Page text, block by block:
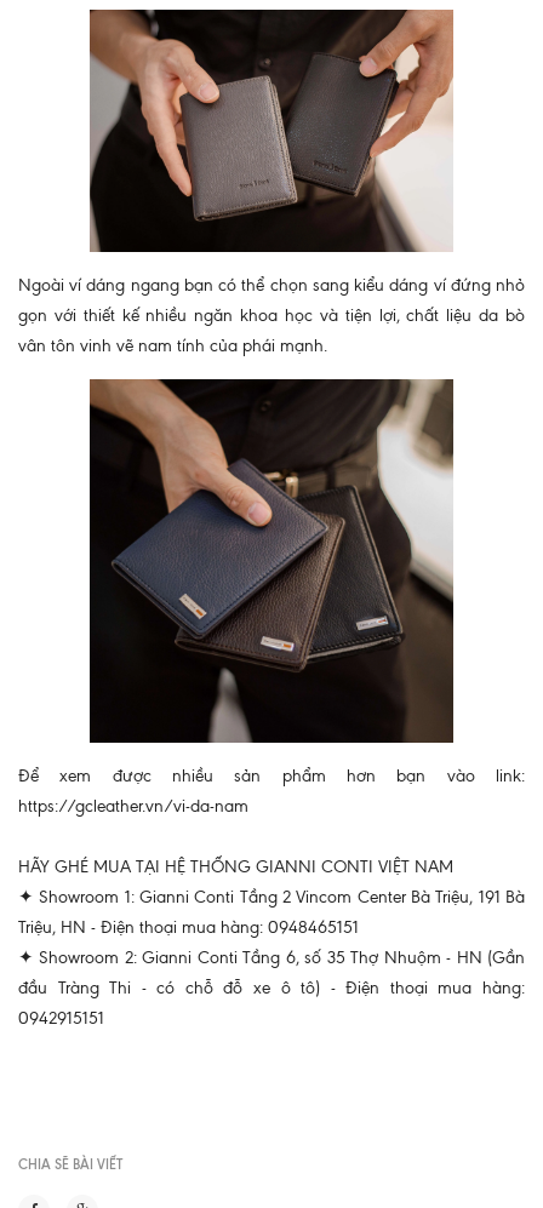
Ngoài ví dáng ngang bạn có thể chọn sang kiểu dáng ví đứng nhỏ
gọn với thiết kế nhiều ngăn khoa học và tiện lợi, chất liệu da bò
vân tôn vinh vẽ nam tính của phái mạnh.
Để xem được nhiều sản phẩm hơn bạn vào link:
https://gcleather.vn/vi-da-nam
HÃY GHÉ MUA TẠI HỆ THỐNG GIANNI CONTI VIỆT NAM
✦ Showroom 1: Gianni Conti Tầng 2 Vincom Center Bà Triệu, 191 Bà
Triệu, HN - Điện thoại mua hàng: 0948465151
✦ Showroom 2: Gianni Conti Tầng 6, số 35 Thợ Nhuộm - HN (Gần
đầu Tràng Thi - có chỗ đỗ xe ô tô) - Điện thoại mua hàng:
0942915151
CHIA SẼ BÀI VIẾT